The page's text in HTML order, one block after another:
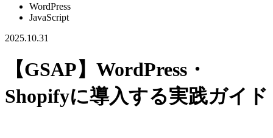
WordPress
JavaScript
2025.10.31
【GSAP】WordPress・
Shopifyに導入する実践ガイド